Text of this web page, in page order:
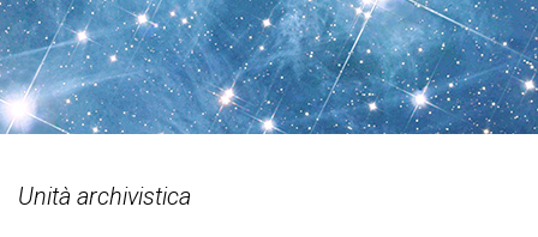
Unità archivistica